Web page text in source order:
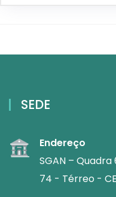
SEDE
Endereço
SGAN – Quadra
74 - Térreo -